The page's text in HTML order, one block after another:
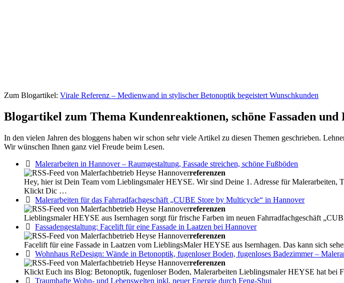
Zum Blogartikel: Virale Referenz – Medienwand in stylischer Betonoptik begeistert Wunschkunden
Blogartikel zum Thema Kundenreaktionen, schöne Fassaden und
In den vielen Jahren des bloggens haben wir schon sehr viele Artikel zu diesen Themen geschrieben.
Wir wünschen Ihnen ganz viel Freude beim Lesen.
Malerarbeiten in Hannover – Raumgestaltung, Fassade streichen, schöne Fußböden
referenzen
Hey, hier ist Dein Team vom Lieblingsmaler HEYSE. Wir sind Deine 1. Adresse für Malerarbeiten,
Klickt Dic …
Malerarbeiten für das Fahrradfachgeschäft „CUBE Store by Multicycle“ in Hannover
referenzen
Lieblingsmaler HEYSE aus Isernhagen sorgt für frische Farben im neuen Fahrradfachgeschäft
Fassadengestaltung: Facelift für eine Fassade in Laatzen bei Hannover
referenzen
Facelift für eine Fassade in Laatzen vom LieblingsMaler HEYSE aus Isernhagen. Das kann sich
Wohnhaus ReDesign: Wände in Betonoptik, fugenloser Boden, fugenloses Badezimmer –
referenzen
Klickt Euch ins Blog: Betonoptik, fugenloser Boden, Malerarbeiten Lieblingsmaler HEYSE hat bei
Traumhafte Wohn- und Lebenswelten inkl. neuer Energie durch Feng-Shui